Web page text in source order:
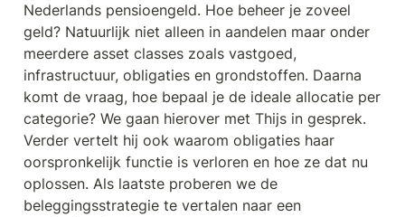
Nederlands pensioengeld. Hoe beheer je zoveel
geld? Natuurlijk niet alleen in aandelen maar onder
meerdere asset classes zoals vastgoed,
infrastructuur, obligaties en grondstoffen. Daarna
komt de vraag, hoe bepaal je de ideale allocatie per
categorie? We gaan hierover met Thijs in gesprek.
Verder vertelt hij ook waarom obligaties haar
oorspronkelijk functie is verloren en hoe ze dat nu
oplossen. Als laatste proberen we de
beleggingsstrategie te vertalen naar een